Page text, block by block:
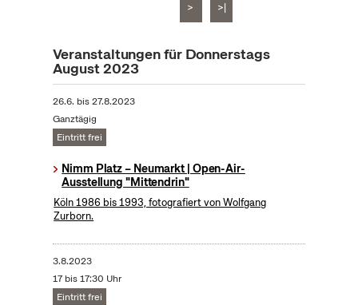
> >|
Veranstaltungen für Donnerstags
August 2023
26.6. bis27.8.2023
Ganztägig
Eintritt frei
Nimm Platz – Neumarkt | Open-Air-
Ausstellung "Mittendrin"
Köln 1986 bis 1993, fotografiert von Wolfgang
Zurborn.
3.8.2023
17 bis 17:30 Uhr
Eintritt frei